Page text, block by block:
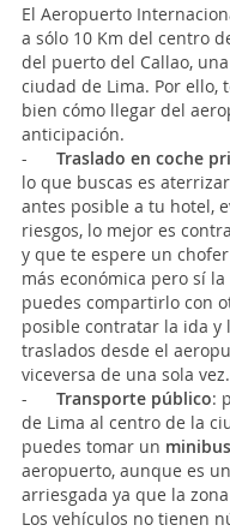
El Aeropuerto
a sólo 10 Km del centro
del puerto del Callao,
ciudad de Lima. Por ello,
bien cómo llegar del
anticipación.
- Traslado en coche
lo que buscas es
antes posible a tu hotel,
riesgos, lo mejor es
y que te espere un
más económica pero sí
puedes compartirlo con
posible contratar la ida y
traslados desde el
viceversa de una sola vez.
- Transporte público:
de Lima al centro de la
puedes tomar un minibus
aeropuerto, aunque es
arriesgada ya que la
Los vehículos no tienen